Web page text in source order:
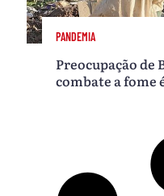
PANDEMIA
Preocupação de
combate a fome